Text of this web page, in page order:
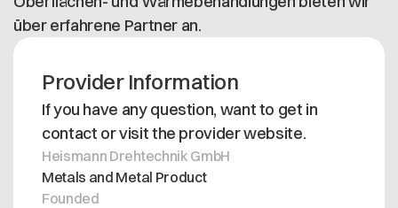
über erfahrene Partner an.
Provider Information
If you have any question, want to get in
contact or visit the provider website.
Heismann Drehtechnik GmbH
Metals and Metal Product
Founded